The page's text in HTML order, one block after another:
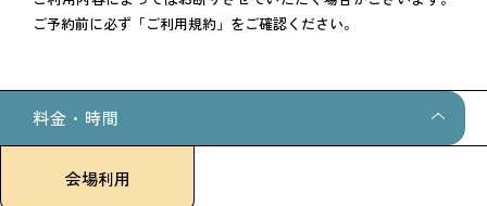
ご予約前に必ず「ご利用規約」をご確認ください。
料金・時間
会場利用